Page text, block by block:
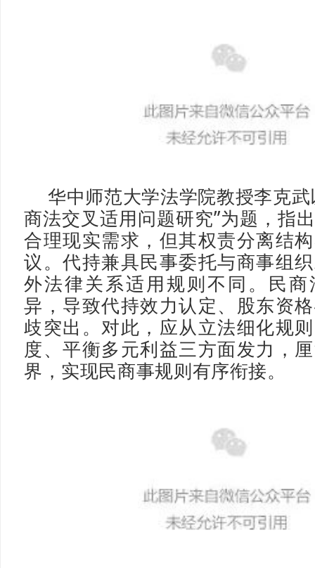
华中师范大学法学院教授李克
商法交叉适用问题研究”为题，指
合理现实需求，但其权责分离结
议。代持兼具民事委托与商事组
外法律关系适用规则不同。民
异，导致代持效力认定、股东资
歧突出。对此，应从立法细化规
度、平衡多元利益三方面发力，
界，实现民商事规则有序衔接。